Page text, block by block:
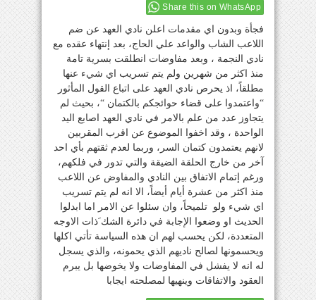
Share this on WhatsApp
فجأة وبدون اي مقدمات اعلن نادي العهد عن ضم
اللاعب الشاب والواعد علي الحاج، بعد إنتهاء عقده مع
نادي النجمة ، وبعد مفاوضات انطلقت بسرية تامة
منذ اكثر من شهرين ولم يتم تسريب اي شيء عنها
مطلقاً، اذ يحرص نادي العهد على اتباع القول المأثور
“واعتمدوا على قضاء حوائجكم بالكتمان “، بحيث لم
يتجاوز عدد من علم بالامر في نادي العهد اصابع اليد
الواحدة ، وقد اخفوا الموضوع عن اقرب المقربين
لانهم يعتمدون كتمان السر، وربما لعدم ثقتهم بأي احد
آخر من خارج الحلقة الضيقة والتي تدور في فلكهم،
ورغم إتمام الاتفاق بين النادي والمفاوض عن اللاعب
منذ اكثر من عشرة أيام أيضاً، الا انه لم يتم تسريب
اي شيء ولو تلميحاً، وان سئلوا عن الامر اما ابدلوا
الحديث او وضعوا الإجابة في دائرة الشك َذات الاوجه
المتعددة، لكن يحسب لهم ان هذه السياسة تأتي اكلها
ويحسمونها لصالح ناديهم الذي يحمونه، والذي يسجل
له انه لا يفشل في المفاوضات ولا يخوضها بل يبرم
العقود والاتفاقات وينهيها لمصلحته ايجابا